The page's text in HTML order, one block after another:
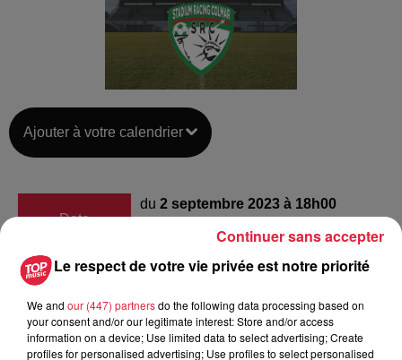
Ajouter à votre calendrier
Date
du 2 septembre 2023 à 18h00
2 septembre 2023 à 20h30
Lieu
Colmar Stadium
68000 COLMAR
Le respect de votre vie privée est notre priorité
We and our (447) partnersdo the following data processing based on
your consent and/or our legitimate interest: Store and/or access
information on a device; Use limited data to select advertising; Create
profiles for personalised advertising; Use profiles to select personalised
Continuer sans accepter